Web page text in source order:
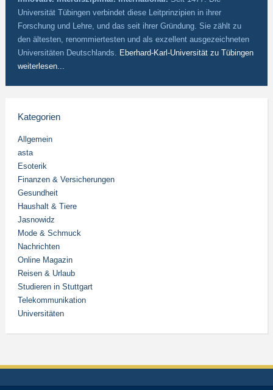
Universität Tübingen verbindet diese Leitprinzipien in ihrer
Forschung und Lehre, und das seit ihrer Gründung. Sie zählt zu
den ältesten, renommiertesten und als exzellent ausgezeichneten
Universitäten Deutschlands. Eberhard-Karl-Universität zu Tübingen
weiterlesen...
Kategorien
Allgemein
asta
Esoterik
Finanzen & Versicherungen
Gesundheit
Haushalt & Tiere
Jasnowidz
Mode & Schmuck
Nachrichten
Online Magazin
Reisen & Urlaub
Studieren in Stuttgart
Telekommunikation
Universitäten